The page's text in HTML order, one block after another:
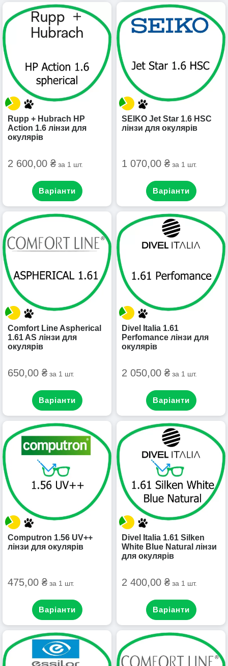
Rupp + Hubrach HP
Action 1.6 лінзи для
окулярів
2 600,00 ₴ за 1 шт.
Варіанти
SEIKO Jet Star 1.6 HSC
лінзи для окулярів
1 070,00 ₴ за 1 шт.
Варіанти
Comfort Line Aspherical
1.61 AS лінзи для
окулярів
650,00 ₴ за 1 шт.
Варіанти
Divel Italia 1.61
Perfomance лінзи для
окулярів
2 050,00 ₴ за 1 шт.
Варіанти
Computron 1.56 UV++
лінзи для окулярів
475,00 ₴ за 1 шт.
Варіанти
Divel Italia 1.61 Silken
White Blue Natural лінзи
для окулярів
2 400,00 ₴ за 1 шт.
Варіанти